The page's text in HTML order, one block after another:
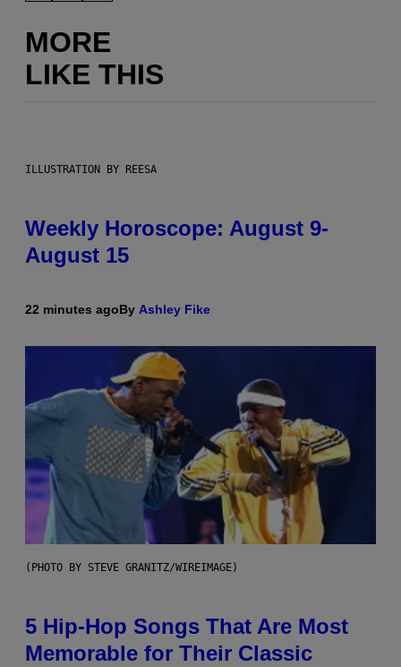
MORE
LIKE THIS
ILLUSTRATION BY REESA
Weekly Horoscope: August 9-
August 15
22 minutes agoBy Ashley Fike
(PHOTO BY STEVE GRANITZ/WIREIMAGE)
5 Hip-Hop Songs That Are Most
Memorable for Their Classic